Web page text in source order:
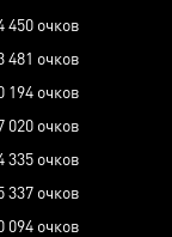
450 очков
481 очков
194 очков
020 очков
335 очков
337 очков
094 очков